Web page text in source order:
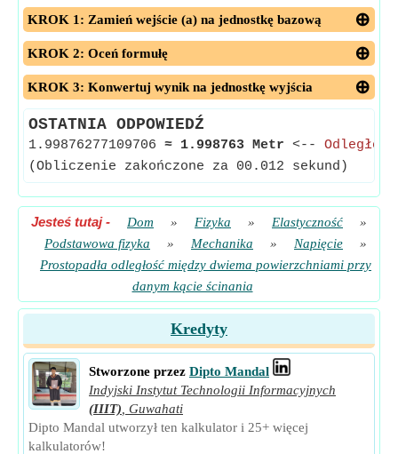
KROK 1: Zamień wejście (a) na jednostkę bazową
KROK 2: Oceń formułę
KROK 3: Konwertuj wynik na jednostkę wyjścia
OSTATNIA ODPOWIEDŹ
1.99876277109706 ≈ 1.998763 Metr <--
(Obliczenie zakończone za 00.012 sekund)
Jesteś tutaj- Dom » Fizyka » Elastyczność
»
Podstawowa fizyka
» Mechanika » Napięcie
»
Prostopadła odległość między dwiema powierzchniami przy
danym kącie ścinania
Kredyty
Stworzone przez Dipto Mandal
Indyjski Instytut Technologii Informacyjnych
(IIIT) Guwahati
Dipto Mandal utworzył ten kalkulator i 25+ więcej
kalkulatorów!